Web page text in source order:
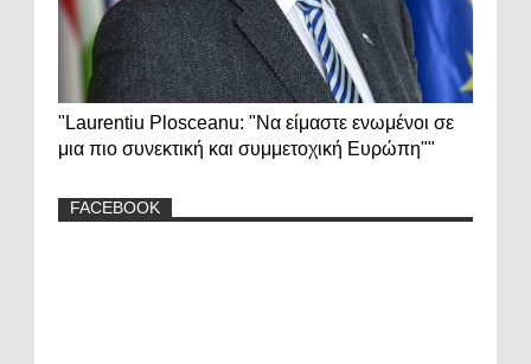
"Laurentiu Plosceanu: "Να είμαστε ενωμένοι σε
μια πιο συνεκτική και συμμετοχική Ευρώπη""
FACEBOOK